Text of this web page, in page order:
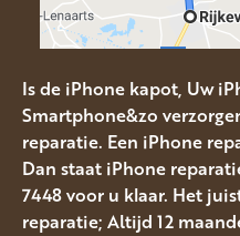
Is de iPhone kapot, Uw
Smartphone&zo
reparatie. Een iPhone
Dan staat iPhone
7448 voor u klaar. Het
reparatie; Altijd 12